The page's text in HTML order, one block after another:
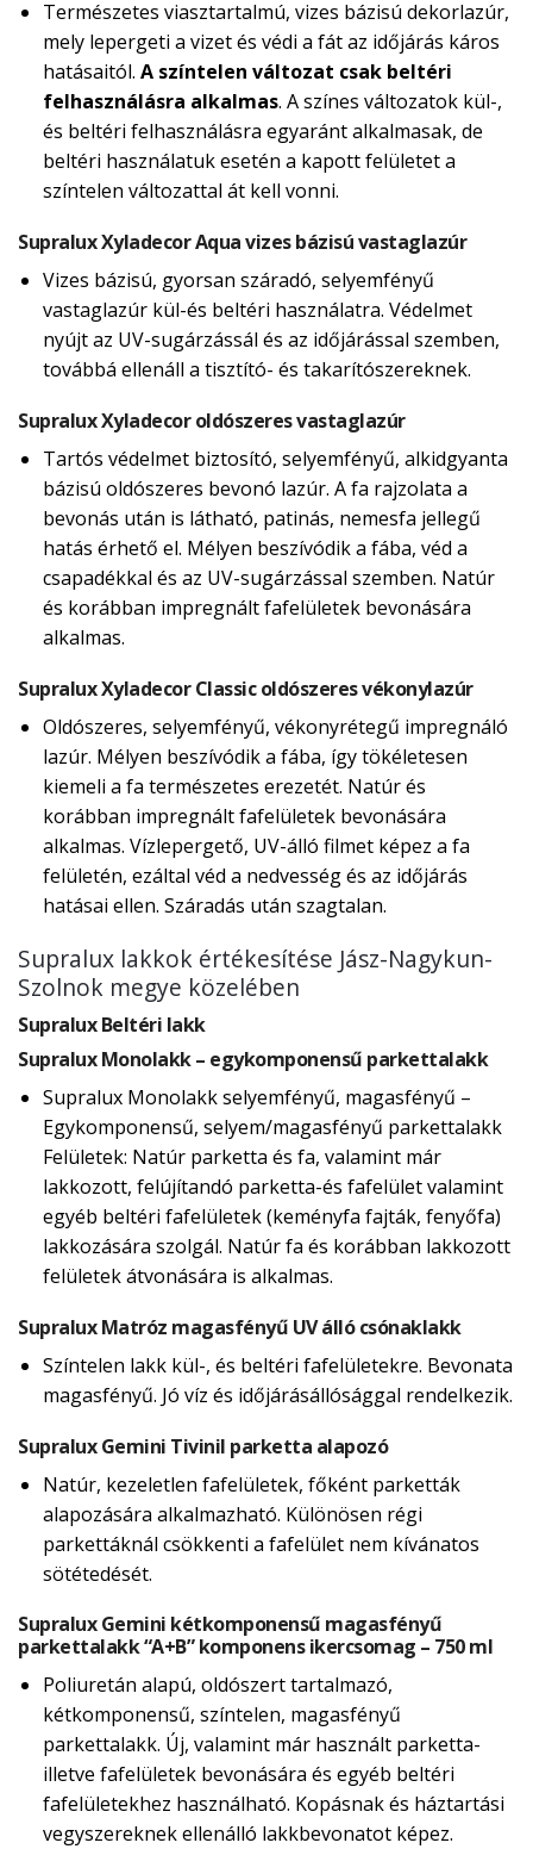
Természetes viasztartalmú, vizes bázisú dekorlazúr,
mely lepergeti a vizet és védi a fát az időjárás káros
hatásaitól. A színtelen változat csak beltéri
felhasználásra alkalmas. A színes változatok kül-,
és beltéri felhasználásra egyaránt alkalmasak, de
beltéri használatuk esetén a kapott felületet a
színtelen változattal át kell vonni.
Supralux Xyladecor Aqua vizes bázisú vastaglazúr
Vizes bázisú, gyorsan száradó, selyemfényű
vastaglazúr kül-és beltéri használatra. Védelmet
nyújt az UV-sugárzássál és az időjárással szemben,
továbbá ellenáll a tisztító- és takarítószereknek.
Supralux Xyladecor oldószeres vastaglazúr
Tartós védelmet biztosító, selyemfényű, alkidgyanta
bázisú oldószeres bevonó lazúr. A fa rajzolata a
bevonás után is látható, patinás, nemesfa jellegű
hatás érhető el. Mélyen beszívódik a fába, véd a
csapadékkal és az UV-sugárzással szemben. Natúr
és korábban impregnált fafelületek bevonására
alkalmas.
Supralux Xyladecor Classic oldószeres vékonylazúr
Oldószeres, selyemfényű, vékonyrétegű impregnáló
lazúr. Mélyen beszívódik a fába, így tökéletesen
kiemeli a fa természetes erezetét. Natúr és
korábban impregnált fafelületek bevonására
alkalmas. Vízlepergető, UV-álló filmet képez a fa
felületén, ezáltal véd a nedvesség és az időjárás
hatásai ellen. Száradás után szagtalan.
Supralux lakkok értékesítése Jász-Nagykun-
Szolnok megye közelében
Supralux Beltéri lakk
Supralux Monolakk – egykomponensű parkettalakk
Supralux Monolakk selyemfényű, magasfényű –
Egykomponensű, selyem/magasfényű parkettalakk
Felületek: Natúr parketta és fa, valamint már
lakkozott, felújítandó parketta-és fafelület valamint
egyéb beltéri fafelületek (keményfa fajták, fenyőfa)
lakkozására szolgál. Natúr fa és korábban lakkozott
felületek átvonására is alkalmas.
Supralux Matróz magasfényű UV álló csónaklakk
Színtelen lakk kül-, és beltéri fafelületekre. Bevonata
magasfényű. Jó víz és időjárásállósággal rendelkezik.
Supralux Gemini Tivinil parketta alapozó
Natúr, kezeletlen fafelületek, főként parketták
alapozására alkalmazható. Különösen régi
parkettáknál csökkenti a fafelület nem kívánatos
sötétedését.
Supralux Gemini kétkomponensű magasfényű
parkettalakk “A+B” komponens ikercsomag – 750 ml
Poliuretán alapú, oldószert tartalmazó,
kétkomponensű, színtelen, magasfényű
parkettalakk. Új, valamint már használt parketta-
illetve fafelületek bevonására és egyéb beltéri
fafelületekhez használható. Kopásnak és háztartási
vegyszereknek ellenálló lakkbevonatot képez.